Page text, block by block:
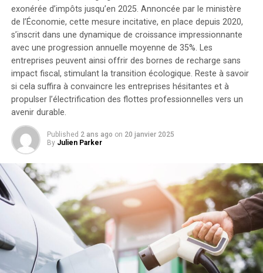
Brad Stevens sur le rejet de Jaylen Brown aux Jeux
Olympiques : ‘Une motivation supplémentaire pour lui
kilowattheure chacune, augmentant la capacité totale à
9,6 kilowattheures.
Intégration dans un Écosystème
Intelligent
Le Solarbank 2 AC s’intègre parfaitement dans un
écosystème énergétique intelligent grâce à sa
compatibilité avec le compteur Anker SOLIX Smart et
les prises intelligentes proposées par Anker. cette
consommation électrique tout en réduisant les pertes
énergétiques inutiles. De plus, Anker SOLIX prévoit
d’étendre cette compatibilité aux dispositifs Shelly.
Durabilité et Résistance aux
Intempéries
exonérée d’impôts jusqu’en 2025. Annoncée par le ministère
de l’Économie, cette mesure incitative, en place depuis 2020,
s’inscrit dans une dynamique de croissance impressionnante
avec une progression annuelle moyenne de 35%. Les
entreprises peuvent ainsi offrir des bornes de recharge sans
impact fiscal, stimulant la transition écologique. Reste à savoir
si cela suffira à convaincre les entreprises hésitantes et à
propulser l’électrification des flottes professionnelles vers un
avenir durable.
Published 2 ans ago on 20 janvier 2025
By Julien Parker